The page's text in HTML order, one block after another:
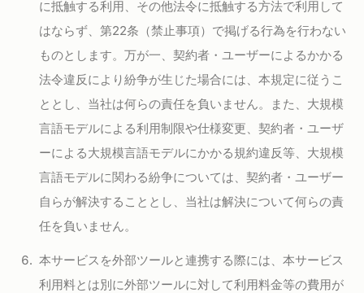
に抵触する利用、その他法令に抵触する方法で利用して
はならず、第22条（禁止事項）で掲げる行為を行わない
ものとします。万が一、契約者・ユーザーによるかかる
法令違反により紛争が生じた場合には、本規定に従うこ
ととし、当社は何らの責任を負いません。また、大規模
言語モデルによる利用制限や仕様変更、契約者・ユーザ
ーによる大規模言語モデルにかかる規約違反等、大規模
言語モデルに関わる紛争については、契約者・ユーザー
自らが解決することとし、当社は解決について何らの責
任を負いません。
本サービスを外部ツールと連携する際には、本サービス
利用料とは別に外部ツールに対して利用料金等の費用が